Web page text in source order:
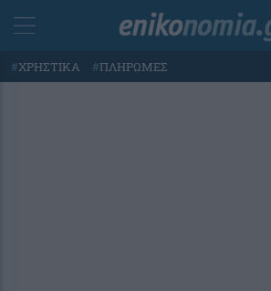
#ΧΡΗΣΤΙΚΑ #ΠΛΗΡΩΜΕΣ